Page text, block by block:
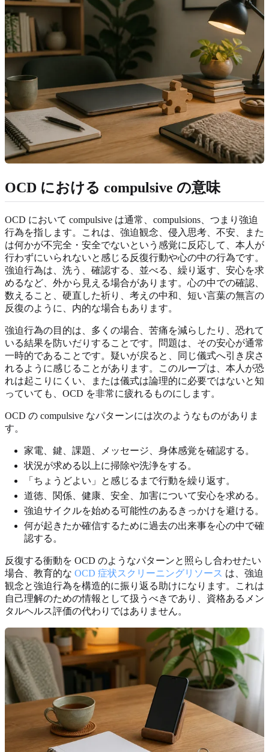
OCD における compulsive の意味
OCD において compulsive は通常、compulsions、つまり強迫
行為を指します。これは、強迫観念、侵入思考、不安、また
は何かが不完全・安全でないという感覚に反応して、本人が
行わずにいられないと感じる反復行動や心の中の行為です。
強迫行為は、洗う、確認する、並べる、繰り返す、安心を求
めるなど、外から見える場合があります。心の中での確認、
数えること、硬直した祈り、考えの中和、短い言葉の無言の
反復のように、内的な場合もあります。
強迫行為の目的は、多くの場合、苦痛を減らしたり、恐れて
いる結果を防いだりすることです。問題は、その安心が通常
一時的であることです。疑いが戻ると、同じ儀式へ引き戻さ
れるように感じることがあります。このループは、本人が恐
れは起こりにくい、または儀式は論理的に必要ではないと知
っていても、OCD を非常に疲れるものにします。
OCD の compulsive なパターンには次のようなものがありま
す。
家電、鍵、課題、メッセージ、身体感覚を確認する。
状況が求める以上に掃除や洗浄をする。
「ちょうどよい」と感じるまで行動を繰り返す。
道徳、関係、健康、安全、加害について安心を求める。
強迫サイクルを始める可能性のあるきっかけを避ける。
何が起きたか確信するために過去の出来事を心の中で確
認する。
反復する衝動を OCD のようなパターンと照らし合わせたい
場合、教育的な OCD 症状スクリーニングリソース は、強迫
観念と強迫行為を構造的に振り返る助けになります。これは
自己理解のための情報として扱うべきであり、資格あるメン
タルヘルス評価の代わりではありません。